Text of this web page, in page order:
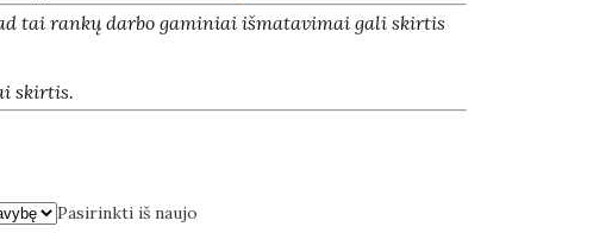
tai rankų darbo gaminiai išmatavimai gali skirtis
skirtis.
Pasirinkti iš naujo